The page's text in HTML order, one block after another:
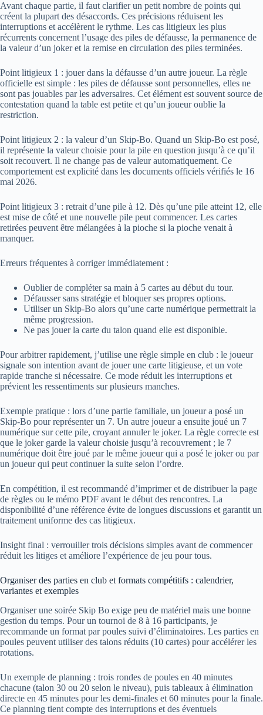
Avant chaque partie, il faut clarifier un petit nombre de points qui
créent la plupart des désaccords. Ces précisions réduisent les
interruptions et accélèrent le rythme. Les cas litigieux les plus
récurrents concernent l’usage des piles de défausse, la permanence de
la valeur d’un joker et la remise en circulation des piles terminées.
Point litigieux 1 : jouer dans la défausse d’un autre joueur. La règle
officielle est simple : les piles de défausse sont personnelles, elles ne
sont pas jouables par les adversaires. Cet élément est souvent source de
contestation quand la table est petite et qu’un joueur oublie la
restriction.
Point litigieux 2 : la valeur d’un Skip-Bo. Quand un Skip-Bo est posé,
il représente la valeur choisie pour la pile en question jusqu’à ce qu’il
soit recouvert. Il ne change pas de valeur automatiquement. Ce
comportement est explicité dans les documents officiels vérifiés le 16
mai 2026.
Point litigieux 3 : retrait d’une pile à 12. Dès qu’une pile atteint 12, elle
est mise de côté et une nouvelle pile peut commencer. Les cartes
retirées peuvent être mélangées à la pioche si la pioche venait à
manquer.
Erreurs fréquentes à corriger immédiatement :
Oublier de compléter sa main à 5 cartes au début du tour.
Défausser sans stratégie et bloquer ses propres options.
Utiliser un Skip-Bo alors qu’une carte numérique permettrait la
même progression.
Ne pas jouer la carte du talon quand elle est disponible.
Pour arbitrer rapidement, j’utilise une règle simple en club : le joueur
signale son intention avant de jouer une carte litigieuse, et un vote
rapide tranche si nécessaire. Ce mode réduit les interruptions et
prévient les ressentiments sur plusieurs manches.
Exemple pratique : lors d’une partie familiale, un joueur a posé un
Skip-Bo pour représenter un 7. Un autre joueur a ensuite joué un 7
numérique sur cette pile, croyant annuler le joker. La règle correcte est
que le joker garde la valeur choisie jusqu’à recouvrement ; le 7
numérique doit être joué par le même joueur qui a posé le joker ou par
un joueur qui peut continuer la suite selon l’ordre.
En compétition, il est recommandé d’imprimer et de distribuer la page
de règles ou le mémo PDF avant le début des rencontres. La
disponibilité d’une référence évite de longues discussions et garantit un
traitement uniforme des cas litigieux.
Insight final : verrouiller trois décisions simples avant de commencer
réduit les litiges et améliore l’expérience de jeu pour tous.
Organiser des parties en club et formats compétitifs : calendrier,
variantes et exemples
Organiser une soirée Skip Bo exige peu de matériel mais une bonne
gestion du temps. Pour un tournoi de 8 à 16 participants, je
recommande un format par poules suivi d’éliminatoires. Les parties en
poules peuvent utiliser des talons réduits (10 cartes) pour accélérer les
rotations.
Un exemple de planning : trois rondes de poules en 40 minutes
chacune (talon 30 ou 20 selon le niveau), puis tableaux à élimination
directe en 45 minutes pour les demi-finales et 60 minutes pour la finale.
Ce planning tient compte des interruptions et des éventuels